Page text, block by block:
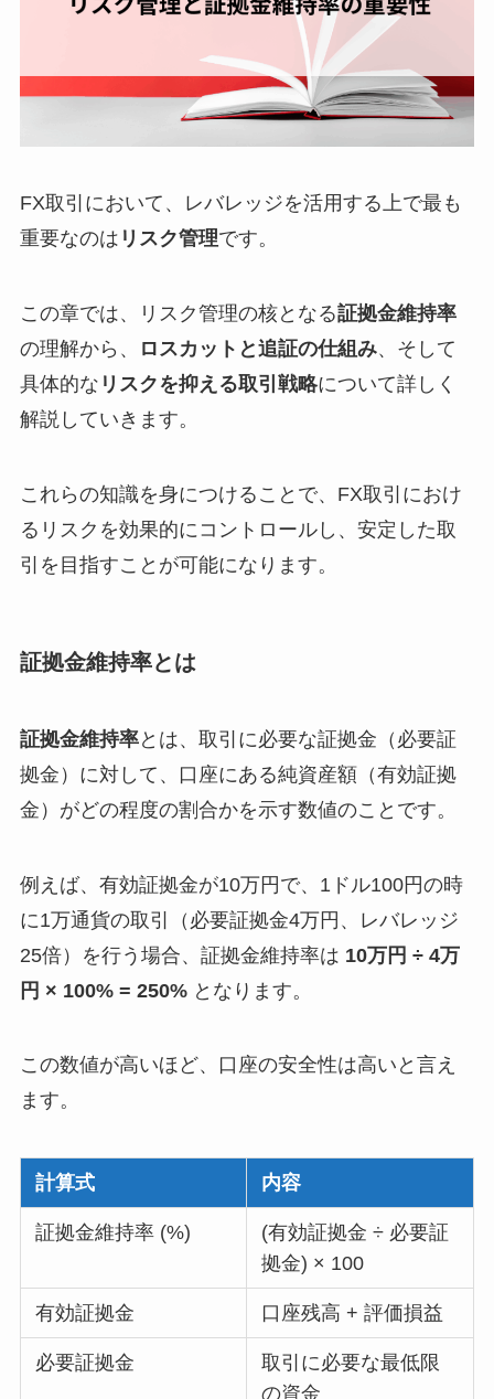
FX取引において、レバレッジを活用する上で最も
重要なのは リスク管理です。
この章では、リスク管理の核となる証拠金維持率
の理解から、
ロスカットと追証の仕組み、そして
具体的な リスクを抑える取引戦略について詳しく
解説していきます。
これらの知識を身につけることで、FX取引におけ
るリスクを効果的にコントロールし、安定した取
引を目指すことが可能になります。
証拠金維持率とは
証拠金維持率とは、取引に必要な証拠金（必要証
拠金）に対して、口座にある純資産額（有効証拠
金）がどの程度の割合かを示す数値のことです。
例えば、有効証拠金が10万円で、1ドル100円の時
に1万通貨の取引（必要証拠金4万円、レバレッジ
25倍）を行う場合、証拠金維持率は 10万円 ÷ 4万
円 × 100% = 250%となります。
この数値が高いほど、口座の安全性は高いと言え
ます。
計算式 内容
証拠金維持率 (%)
(有効証拠金 ÷ 必要証
拠金) × 100
有効証拠金 口座残高 + 評価損益
必要証拠金
取引に必要な最低限
の資金